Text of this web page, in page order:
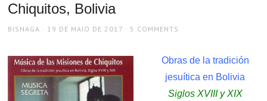
Chiquitos, Bolivia
AUTHOR
BISNAGA
POSTED
19 DE MAIO DE 2017 5 COMMENTS
Obras de la tradición
jesuítica en Bolivia
Siglos XVIII y XIX